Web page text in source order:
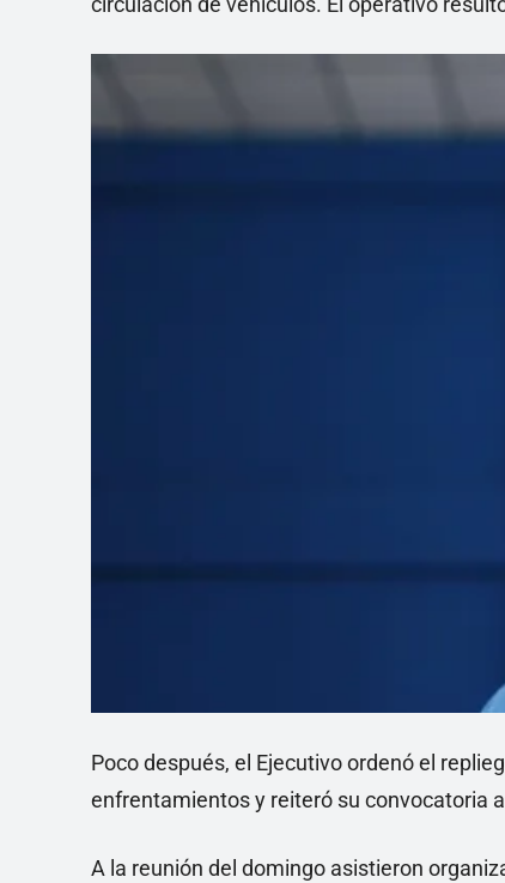
Poco después, el Ejecutivo ordenó el
enfrentamientos y reiteró su convocatoria
A la reunión del domingo asistieron